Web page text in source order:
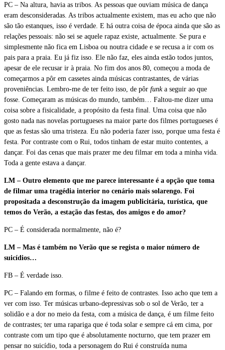
PC – Na altura, havia as tribos. As pessoas que ouviam música de dança
eram desconsideradas. As tribos actualmente existem, mas eu acho que não
são tão estanques, isso é verdade. E há outra coisa de época ainda que são as
relações pessoais: não sei se aquele rapaz existe, actualmente. Se pura e
simplesmente não fica em Lisboa ou noutra cidade e se recusa a ir com os
pais para a praia. Eu já fiz isso. Ele não faz, eles ainda estão todos juntos,
apesar de ele recusar ir à praia. No fim dos anos 80, começou a moda de
começarmos a pôr em cassetes ainda músicas contrastantes, de várias
proveniências. Lembro-me de ter feito isso, de pôr funka seguir ao que
fosse. Começaram as músicas do mundo, também… Faltou-me dizer uma
coisa sobre a fisicalidade, a propósito da festa final. Uma coisa que não
gosto nada nas novelas portugueses na maior parte dos filmes portugueses é
que as festas são uma tristeza. Eu não poderia fazer isso, porque uma festa é
festa. Por contraste com o Rui, todos tinham de estar muito contentes, a
dançar. Foi das cenas que mais prazer me deu filmar em toda a minha vida.
Toda a gente estava a dançar.
LM – Outro elemento que me parece interessante é a opção que toma
de filmar uma tragédia interior no cenário mais solarengo. Foi
propositada a desconstrução da imagem publicitária, turística, que
temos do Verão, a estação das festas, dos amigos e do amor?
PC – É considerada normalmente, não é?
LM – Mas é também no Verão que se regista o maior número de
suicídios…
FB – É verdade isso.
PC – Falando em formas, o filme é feito de contrastes. Isso acho que tem a
ver com isso. Ter músicas urbano-depressivas sob o sol de Verão, ter a
solidão e a dor no meio da festa, com a música de dança, é um filme feito
de contrastes; ter uma rapariga que é toda solar e sempre cá em cima, por
contraste com um tipo que é absolutamente nocturno, que tem prazer em
pensar no suicídio, toda a personagem do Rui é construída numa